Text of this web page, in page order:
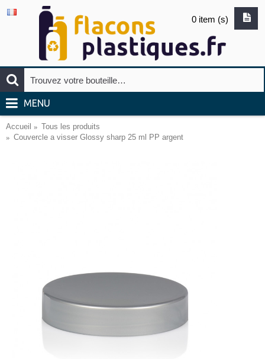
0 item (s)
MENU
Accueil
Tous les produits
Couvercle a visser Glossy sharp 25 ml PP argent